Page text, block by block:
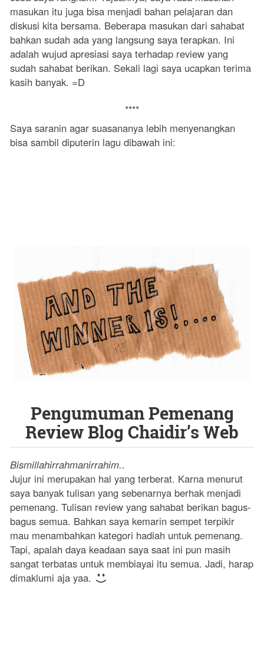
masukan itu juga bisa menjadi bahan pelajaran dan
diskusi kita bersama. Beberapa masukan dari sahabat
bahkan sudah ada yang langsung saya terapkan. Ini
adalah wujud apresiasi saya terhadap review yang
sudah sahabat berikan. Sekali lagi saya ucapkan terima
kasih banyak. =D
****
Saya saranin agar suasananya lebih menyenangkan
bisa sambil diputerin lagu dibawah ini:
Pengumuman Pemenang
Review Blog Chaidir’s Web
Bismillahirrahmanirrahim..
Jujur ini merupakan hal yang terberat. Karna menurut
saya banyak tulisan yang sebenarnya berhak menjadi
pemenang. Tulisan review yang sahabat berikan bagus-
bagus semua. Bahkan saya kemarin sempet terpikir
mau menambahkan kategori hadiah untuk pemenang.
Tapi, apalah daya keadaan saya saat ini pun masih
sangat terbatas untuk membiayai itu semua. Jadi, harap
dimaklumi aja yaa.